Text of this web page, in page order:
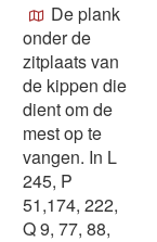
De plank
onder de
zitplaats van
de kippen die
dient om de
mest op te
vangen. In L
245, P
51,174, 222,
Q 9, 77, 88,